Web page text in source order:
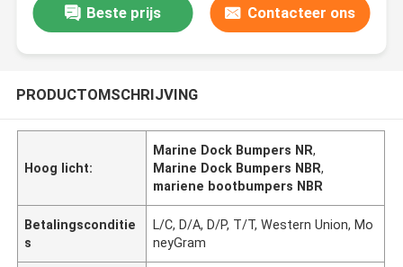
Beste prijs Contacteer ons
PRODUCTOMSCHRIJVING
Hoog licht:
Marine Dock Bumpers NR,
Marine Dock Bumpers NBR,
mariene bootbumpers NBR
Betalingsconditie
s
L/C, D/A, D/P, T/T, Western Union, Mo
neyGram